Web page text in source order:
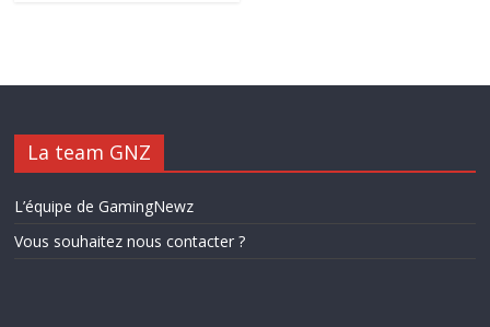
La team GNZ
L’équipe de GamingNewz
Vous souhaitez nous contacter ?